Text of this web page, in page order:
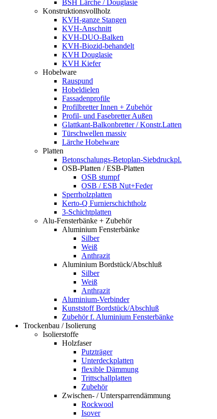
BSH Lärche / Douglasie
Konstruktionsvollholz
KVH-ganze Stangen
KVH-Anschnitt
KVH-DUO-Balken
KVH-Biozid-behandelt
KVH Douglasie
KVH Kiefer
Hobelware
Rauspund
Hobeldielen
Fassadenprofile
Profilbretter Innen + Zubehör
Profil- und Fasebretter Außen
Glattkant-Balkonbretter / Konstr.Latten
Türschwellen massiv
Lärche Hobelware
Platten
Betonschalungs-Betoplan-Siebdruckpl.
OSB-Platten / ESB-Platten
OSB stumpf
OSB / ESB Nut+Feder
Sperrholzplatten
Kerto-Q Furnierschichtholz
3-Schichtplatten
Alu-Fensterbänke + Zubehör
Aluminium Fensterbänke
Silber
Weiß
Anthrazit
Aluminium Bordstück/Abschluß
Silber
Weiß
Anthrazit
Aluminium-Verbinder
Kunststoff Bordstück/Abschluß
Zubehör f. Aluminium Fensterbänke
Trockenbau / Isolierung
Isolierstoffe
Holzfaser
Putzträger
Unterdeckplatten
flexible Dämmung
Trittschallplatten
Zubehör
Zwischen- / Untersparrendämmung
Rockwool
Isover